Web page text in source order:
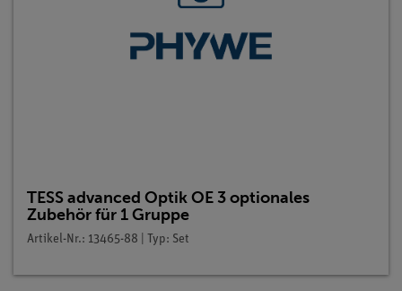
TESS advanced Optik OE 3 optionales
Zubehör für 1 Gruppe
Artikel-Nr.: 13465-88 | Typ: Set